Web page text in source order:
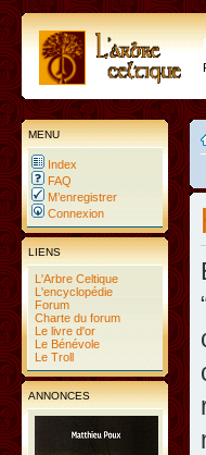
MENU
Index
FAQ
M’enregistrer
Connexion
LIENS
L'Arbre Celtique
L'encyclopédie
Forum
Charte du forum
Le livre d'or
Le Bénévole
Le Troll
ANNONCES